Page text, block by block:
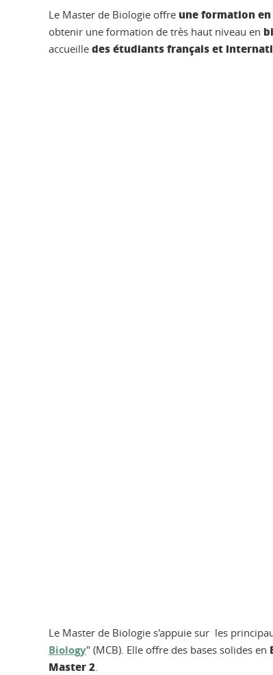
Le Master de Biologie offre une formation en
obtenir une formation de très haut niveau en
accueille des étudiants français et
Le Master de Biologie s'appuie sur les
Biology" (MCB). Elle offre des bases solides en
Master 2